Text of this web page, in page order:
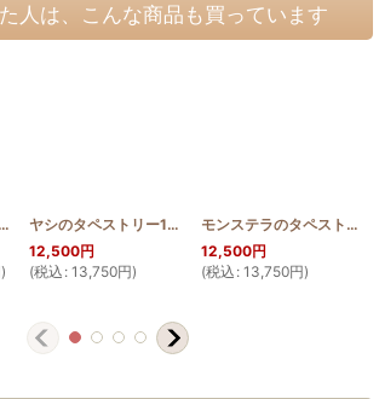
人は、こんな商品も買っています
100cmパターン(ダンシングドルフィン) [ PATTERN_T110_DDOL]
)
ヤシのタペストリー100cm [HQT100_NIU]
12,500円
(税込 : 13,750円)
モンステラのタペストリー100cm
12,500円
(税込 : 13,750円)